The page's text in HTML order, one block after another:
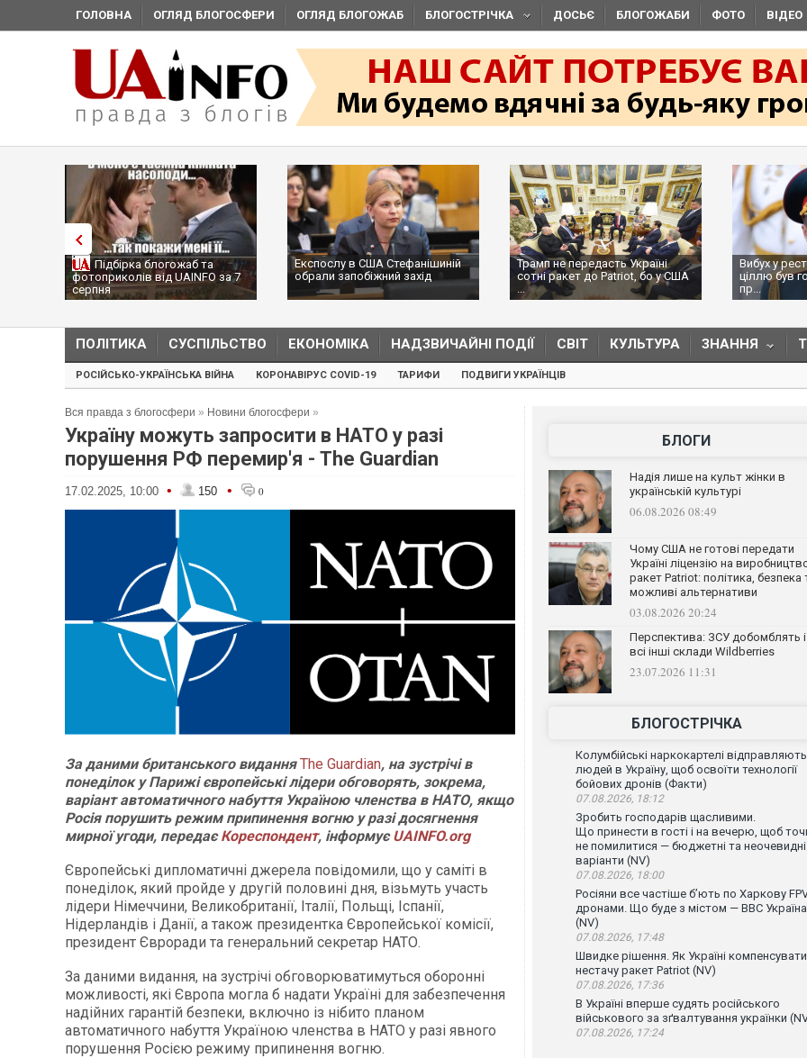
ГОЛОВНА ОГЛЯД БЛОГОСФЕРИ ОГЛЯД БЛОГОЖАБ БЛОГОСТРІЧКА ДОСЬЄ БЛОГОЖАБИ ФОТО ВІДЕО
Підбірка блогожаб та
фотоприколів від UAINFO за 7
серпня
Експослу в США Стефанішиній
обрали запобіжний захід
Трамп не передасть Україні
сотні ракет до Patriot, бо у США
...
Вибух у
ціллю був
пр...
ПОЛІТИКА СУСПІЛЬСТВО ЕКОНОМІКА НАДЗВИЧАЙНІ ПОДІЇ СВІТ КУЛЬТУРА ЗНАННЯ
РОСІЙСЬКО-УКРАЇНСЬКА ВІЙНА КОРОНАВІРУС COVID-19 ТАРИФИ ПОДВИГИ УКРАЇНЦІВ
Вся правда з блогосфери » Новини блогосфери »
Україну можуть запросити в НАТО у разі
порушення РФ перемир'я - The Guardian
17.02.2025, 10:00 • 150 • 0
За даними британського виданняThe Guardian, на зустрічі в
понеділок у Парижі європейські лідери обговорять, зокрема,
варіант автоматичного набуття Україною членства в НАТО, якщо
Росія порушить режим припинення вогню у разі досягнення
мирної угоди, передаєКореспондент, інформуєUAINFO.org
Європейські дипломатичні джерела повідомили, що у саміті в
понеділок, який пройде у другій половині дня, візьмуть участь
лідери Німеччини, Великобританії, Італії, Польщі, Іспанії,
Нідерландів і Данії, а також президентка Європейської комісії,
президент Євроради та генеральний секретар НАТО.
За даними видання, на зустрічі обговорюватимуться оборонні
можливості, які Європа могла б надати Україні для забезпечення
надійних гарантій безпеки, включно із нібито планом
автоматичного набуття Україною членства в НАТО у разі явного
порушення Росією режиму припинення вогню.
БЛОГИ
Надія лише на культ жінки в
українській культурі
06.08.2026 08:49
Чому США не готові передати
Україні ліцензію на
ракет Patriot: політика, безпека
можливі альтернативи
03.08.2026 20:24
Перспектива: ЗСУ добомблять і
всі інші склади Wildberries
23.07.2026 11:31
БЛОГОСТРІЧКА
Колумбійські наркокартелі відправляють
людей в Україну, щоб освоїти технології
бойових дронів (Факти)
07.08.2026, 18:12
Зробить господарів щасливими.
Що принести в гості і на вечерю, щоб
не помилитися — бюджетні та неочевидні
варіанти (NV)
07.08.2026, 18:00
Росіяни все частіше бʼють по Харкову
дронами. Що буде з містом — ВВС Україна
(NV)
07.08.2026, 17:48
Швидке рішення. Як Україні компенсувати
нестачу ракет Patriot (NV)
07.08.2026, 17:36
В Україні вперше судять російського
військового за зґвалтування українки
07.08.2026, 17:24